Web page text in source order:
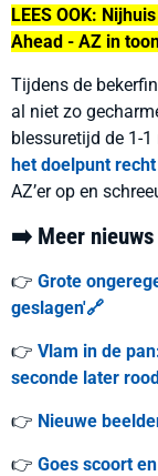
LEES OOK:
Ahead - AZ in
Tijdens de
al niet zo
blessuretijd de 1-
het doelpunt
AZ’er op en
➡️ Meer nieuws
👉 Grote
geslagen'🔗
👉 Vlam in de
seconde later
👉 Nieuwe
👉 Goes scoort